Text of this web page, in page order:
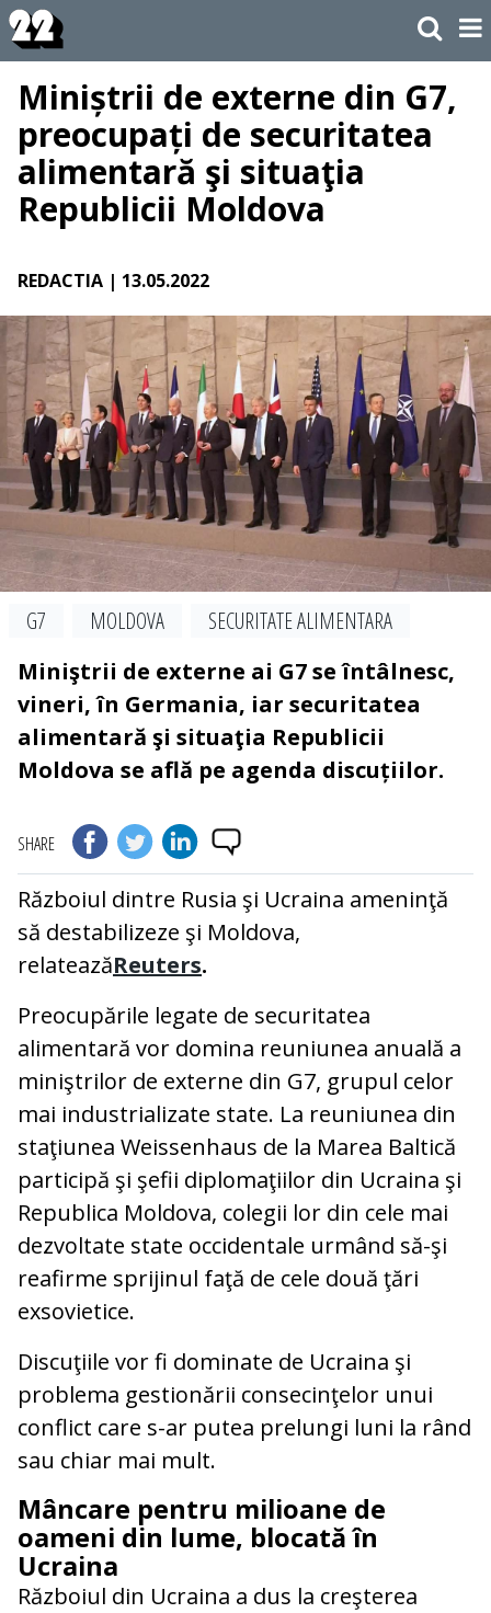
Miniștrii de externe din G7,
preocupați de securitatea
alimentară şi situaţia
Republicii Moldova
REDACTIA | 13.05.2022
G7 MOLDOVA
SECURITATE ALIMENTARA
Miniştrii de externe ai G7 se întâlnesc,
vineri, în Germania, iar securitatea
alimentară şi situaţia Republicii
Moldova se află pe agenda discuțiilor.
SHARE
Războiul dintre Rusia şi Ucraina ameninţă
să destabilizeze şi Moldova,
relateazăReuters.
Preocupările legate de securitatea
alimentară vor domina reuniunea anuală a
miniştrilor de externe din G7, grupul celor
mai industrializate state. La reuniunea din
staţiunea Weissenhaus de la Marea Baltică
participă şi şefii diplomaţiilor din Ucraina şi
Republica Moldova, colegii lor din cele mai
dezvoltate state occidentale urmând să-şi
reafirme sprijinul faţă de cele două ţări
exsovietice.
Discuţiile vor fi dominate de Ucraina şi
problema gestionării consecinţelor unui
conflict care s-ar putea prelungi luni la rând
sau chiar mai mult.
Mâncare pentru milioane de
oameni din lume, blocată în
Ucraina
Războiul din Ucraina a dus la creşterea